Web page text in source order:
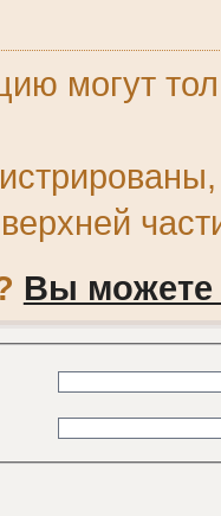
могут
Вы можете